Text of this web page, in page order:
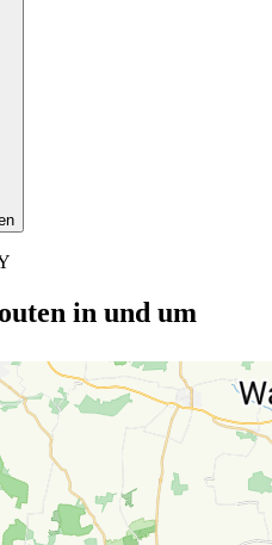
in und um